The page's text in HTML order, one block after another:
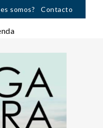
somos? Contacto